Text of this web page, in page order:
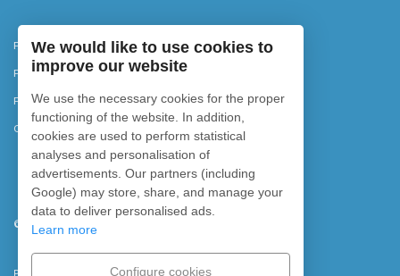
Política de privacidad
Política de cancelación
Política de cookies
Configurar cookies
© 2026
We would like to use cookies to
improve our website
We use the necessary cookies for the proper
functioning of the website. In addition,
cookies are used to perform statistical
analyses and personalisation of
advertisements. Our partners (including
Google) may store, share, and manage your
data to deliver personalised ads.
Learn more
Configure cookies